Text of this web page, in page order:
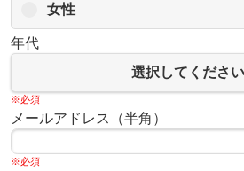
女性
年代
選択してください
※必須
メールアドレス（半角）
※必須